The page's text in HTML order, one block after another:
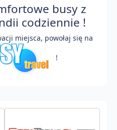
busy z
codziennie !
miejsca, powołaj się na
!